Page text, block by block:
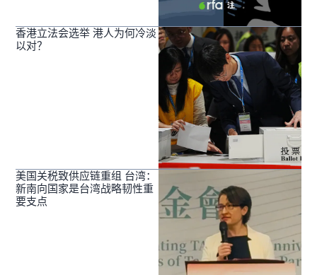
香港立法会选举 港人为何冷淡
以对？
美国关税致供应链重组 台湾：
新南向国家是台湾战略韧性重
要支点